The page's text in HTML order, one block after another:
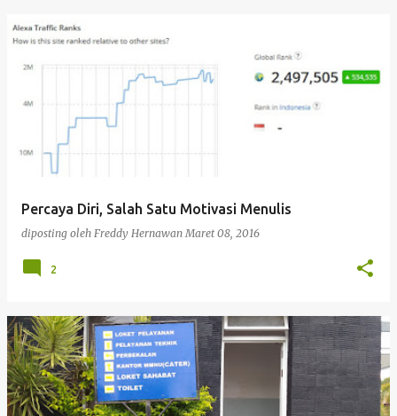
Percaya Diri, Salah Satu Motivasi Menulis
diposting oleh Freddy Hernawan Maret 08, 2016
2